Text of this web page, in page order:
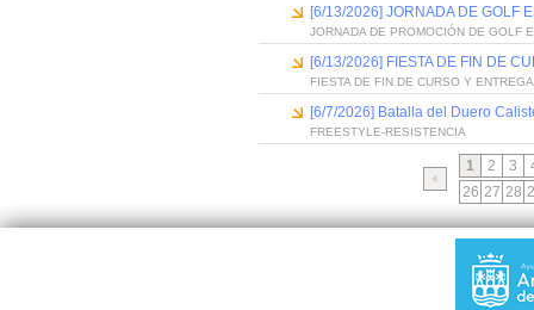
[6/13/2026] JORNADA DE GOLF
JORNADA DE PROMOCIÓN DE GOLF
[6/13/2026] FIESTA DE FIN DE
FIESTA DE FIN DE CURSO Y
[6/7/2026] Batalla del Duero
FREESTYLE-RESISTENCIA
1 2 3
26 27 28